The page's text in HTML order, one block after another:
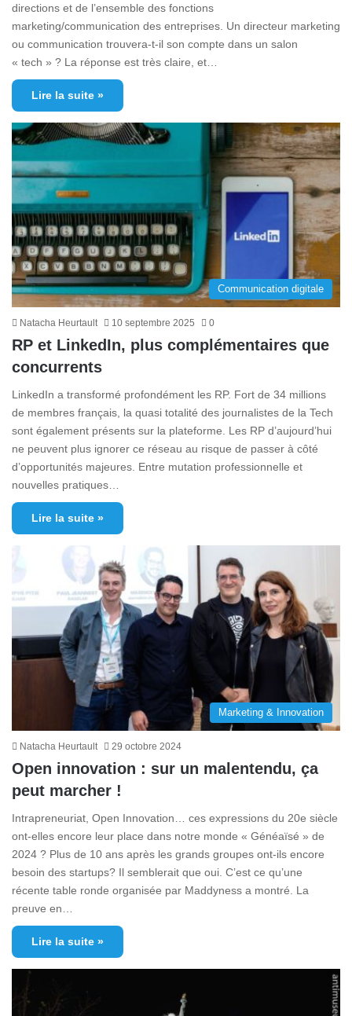
directions et de l’ensemble des fonctions
marketing/communication des entreprises. Un directeur marketing
ou communication trouvera-t-il son compte dans un salon
« tech » ? La réponse est très claire, et…
Lire la suite »
Communication digitale
Natacha Heurtault 10 septembre 2025 0
RP et LinkedIn, plus complémentaires que
concurrents
LinkedIn a transformé profondément les RP. Fort de 34 millions
de membres français, la quasi totalité des journalistes de la Tech
sont également présents sur la plateforme. Les RP d’aujourd’hui
ne peuvent plus ignorer ce réseau au risque de passer à côté
d’opportunités majeures. Entre mutation professionnelle et
nouvelles pratiques…
Lire la suite »
Marketing & Innovation
Natacha Heurtault 29 octobre 2024
Open innovation : sur un malentendu, ça
peut marcher !
Intrapreneuriat, Open Innovation… ces expressions du 20e siècle
ont-elles encore leur place dans notre monde « Généaïsé » de
2024 ? Plus de 10 ans après les grands groupes ont-ils encore
besoin des startups? Il semblerait que oui. C’est ce qu’une
récente table ronde organisée par Maddyness a montré. La
preuve en…
Lire la suite »